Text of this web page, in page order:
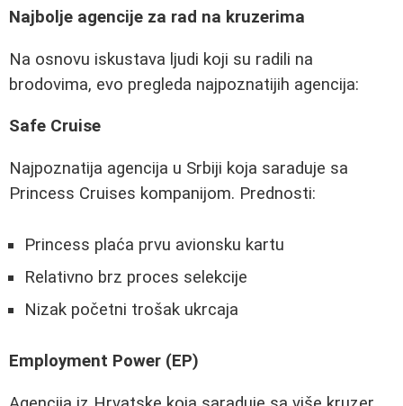
Najbolje agencije za rad na kruzerima
Na osnovu iskustava ljudi koji su radili na
brodovima, evo pregleda najpoznatijih agencija:
Safe Cruise
Najpoznatija agencija u Srbiji koja saraduje sa
Princess Cruises kompanijom. Prednosti:
Princess plaća prvu avionsku kartu
Relativno brz proces selekcije
Nizak početni trošak ukrcaja
Employment Power (EP)